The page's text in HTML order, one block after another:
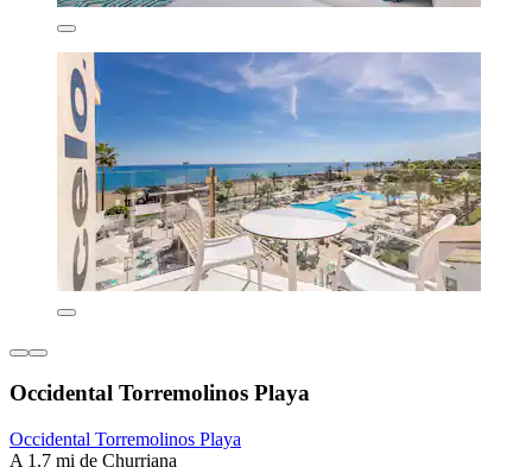
Occidental Torremolinos Playa
Occidental Torremolinos Playa
A 1.7 mi de Churriana